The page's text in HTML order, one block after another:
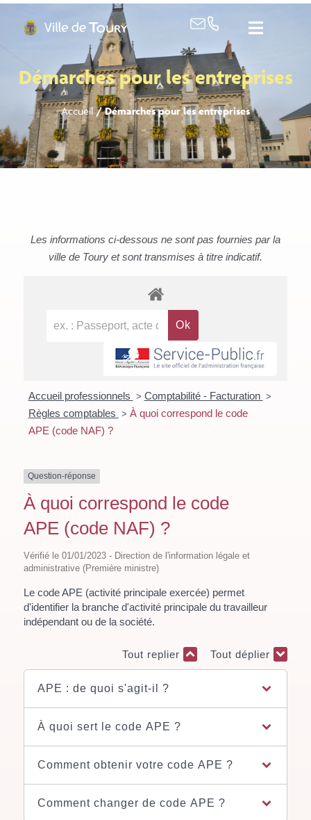
Démarches pour les entreprises
Accueil/Démarches pour les entreprises
Les informations ci-dessous ne sont pas fournies par la
ville de Toury et sont transmises à titre indicatif.
Accueil professionnels > Comptabilité - Facturation >
Règles comptables > À quoi correspond le code
APE (code NAF) ?
Question-réponse
À quoi correspond le code
APE (code NAF) ?
Vérifié le 01/01/2023 - Direction de l'information légale et
administrative (Première ministre)
Le code APE (activité principale exercée) permet
d'identifier la branche d'activité principale du travailleur
indépendant ou de la société.
Tout replier Tout déplier
APE : de quoi s'agit-il ?
À quoi sert le code APE ?
Comment obtenir votre code APE ?
Comment changer de code APE ?